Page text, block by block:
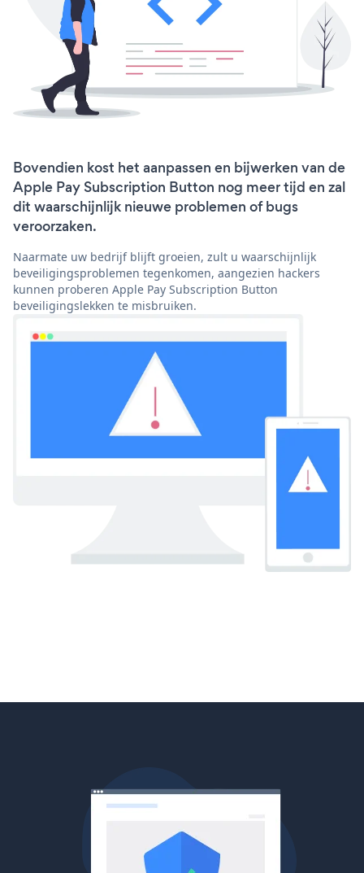
Bovendien kost het aanpassen en bijwerken van de
Apple Pay Subscription Button nog meer tijd en zal
dit waarschijnlijk nieuwe problemen of bugs
veroorzaken.
Naarmate uw bedrijf blijft groeien, zult u waarschijnlijk
beveiligingsproblemen tegenkomen, aangezien hackers
kunnen proberen Apple Pay Subscription Button
beveiligingslekken te misbruiken.